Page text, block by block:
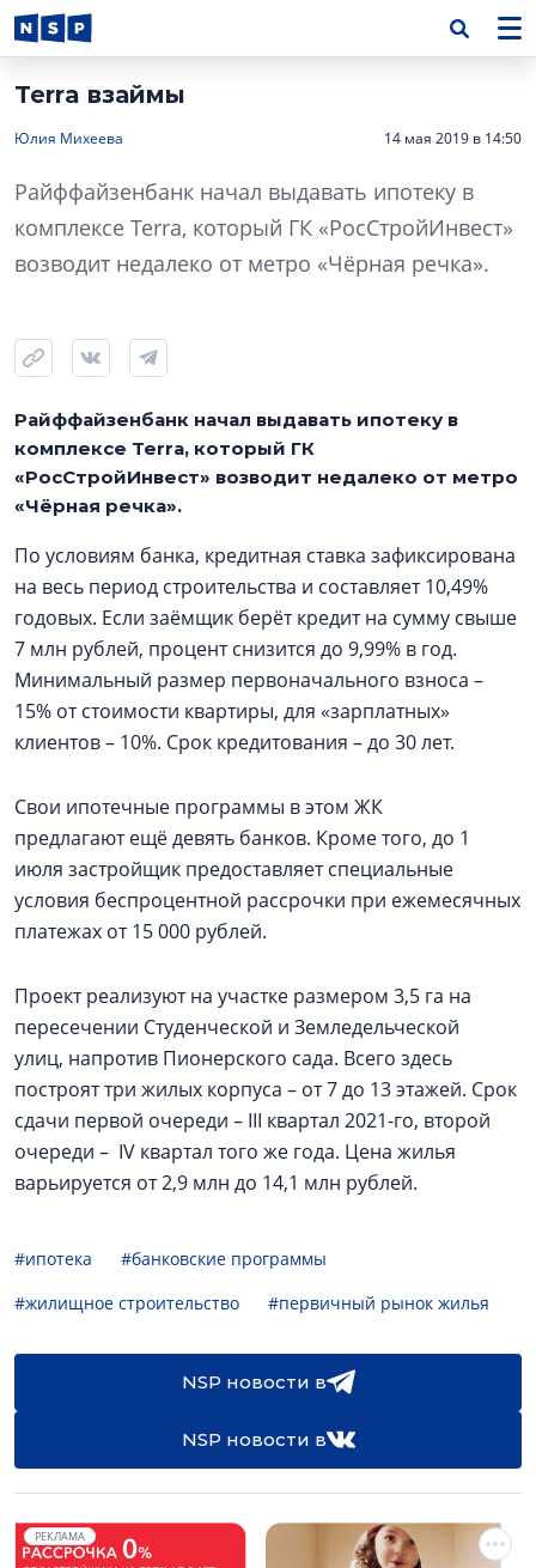
Terra взаймы
Юлия Михеева 14 мая 2019 в 14:50
Райффайзенбанк начал выдавать ипотеку в
комплексе Terra, который ГК «РосСтройИнвест»
возводит недалеко от метро «Чёрная речка».
Райффайзенбанк начал выдавать ипотеку в
комплексе Terra, который ГК
«РосСтройИнвест» возводит недалеко от метро
«Чёрная речка».
По условиям банка, кредитная ставка зафиксирована
на весь период строительства и составляет 10,49%
годовых. Если заёмщик берёт кредит на сумму свыше
7 млн рублей, процент снизится до 9,99% в год.
Минимальный размер первоначального взноса –
15% от стоимости квартиры, для «зарплатных»
клиентов – 10%. Срок кредитования – до 30 лет.
Свои ипотечные программы в этом ЖК
предлагают ещё девять банков. Кроме того, до 1
июля застройщик предоставляет специальные
условия беспроцентной рассрочки при ежемесячных
платежах от 15 000 рублей.
Проект реализуют на участке размером 3,5 га на
пересечении Студенческой и Земледельческой
улиц, напротив Пионерского сада. Всего здесь
построят три жилых корпуса – от 7 до 13 этажей. Срок
сдачи первой очереди – III квартал 2021-го, второй
очереди – IV квартал того же года. Цена жилья
варьируется от 2,9 млн до 14,1 млн рублей.
#ипотека
#банковские программы
#жилищное строительство
#первичный рынок жилья
NSP новости в
NSP новости в
РЕКЛАМА